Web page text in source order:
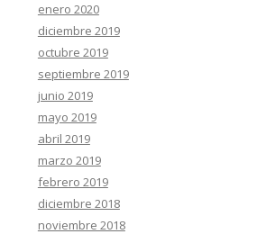
enero 2020
diciembre 2019
octubre 2019
septiembre 2019
junio 2019
mayo 2019
abril 2019
marzo 2019
febrero 2019
diciembre 2018
noviembre 2018